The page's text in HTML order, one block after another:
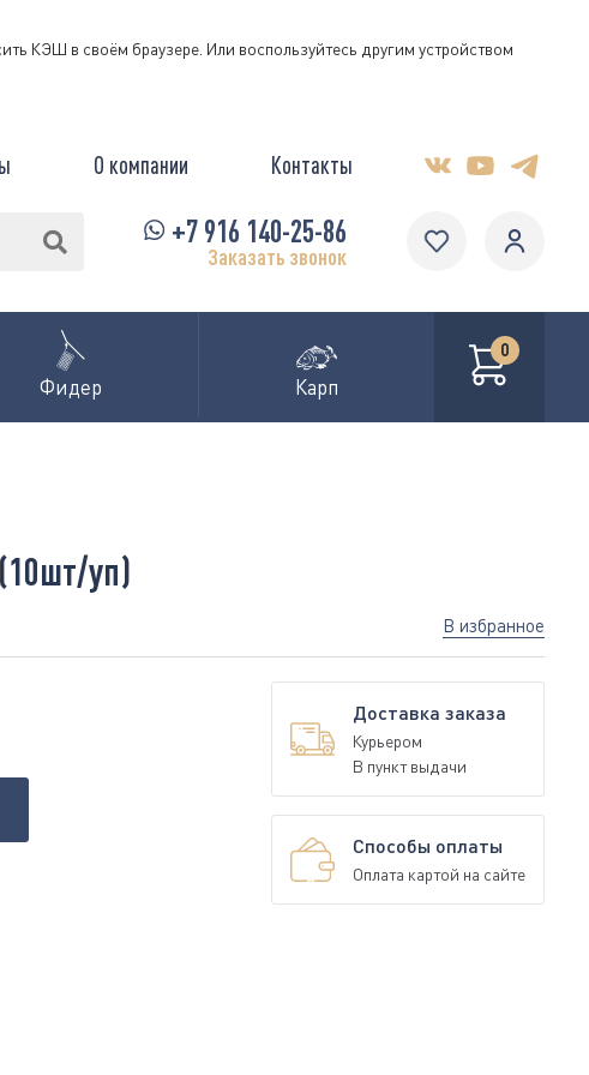
КЭШ в своём браузере. Или воспользуйтесь другим устройством
О компании Контакты
+7 916 140-25-86
Заказать звонок
Фидер Карп
0
уп)
В избранное
Доставка заказа
Курьером
В пункт выдачи
Способы оплаты
Оплата картой на сайте